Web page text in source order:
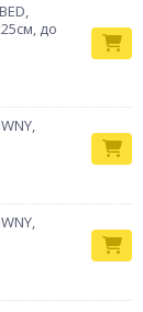
до